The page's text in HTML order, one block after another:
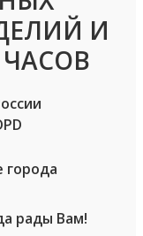
И
города
рады Вам!